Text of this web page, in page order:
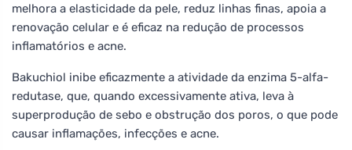
melhora a elasticidade da pele, reduz linhas finas, apoia a
renovação celular e é eficaz na redução de processos
inflamatórios e acne.
Bakuchiol inibe eficazmente a atividade da enzima 5-alfa-
redutase, que, quando excessivamente ativa, leva à
superprodução de sebo e obstrução dos poros, o que pode
causar inflamações, infecções e acne.